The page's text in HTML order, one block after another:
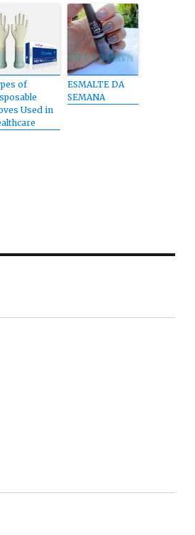
of
Used in
ESMALTE DA
SEMANA